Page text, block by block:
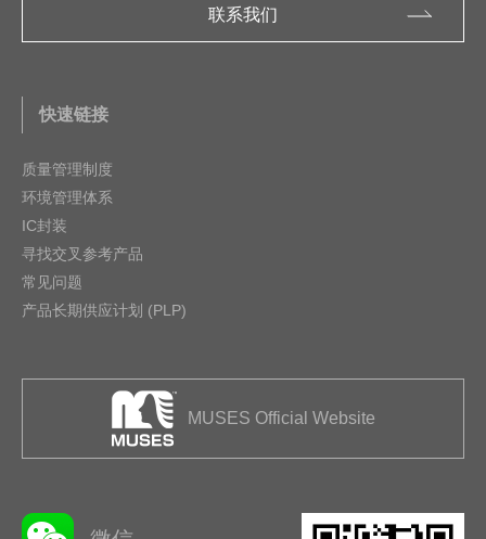
联系我们
快速链接
质量管理制度
环境管理体系
IC封装
寻找交叉参考产品
常见问题
产品长期供应计划 (PLP)
MUSES Official Website